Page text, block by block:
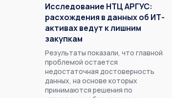
Исследование НТЦ АРГУС:
расхождения в данных об ИТ-
активах ведут к лишним
закупкам
Результаты показали, что главной
проблемой остается
недостаточная достоверность
данных, на основе которых
принимаются решения по